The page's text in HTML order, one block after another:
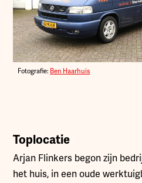
Fotografie: Ben Haarhuis
Toplocatie
Arjan Flinkers begon zijn
het huis, in een oude